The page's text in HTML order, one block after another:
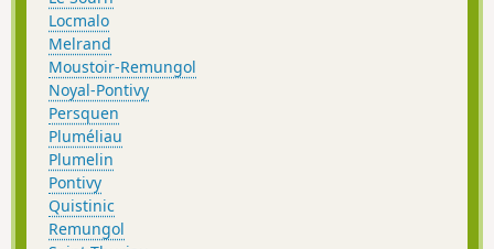
Locmalo
Melrand
Moustoir-Remungol
Noyal-Pontivy
Persquen
Pluméliau
Plumelin
Pontivy
Quistinic
Remungol